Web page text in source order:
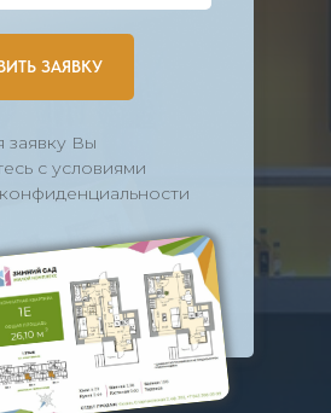
ЗАЯВКУ
заявку Вы
с условиями